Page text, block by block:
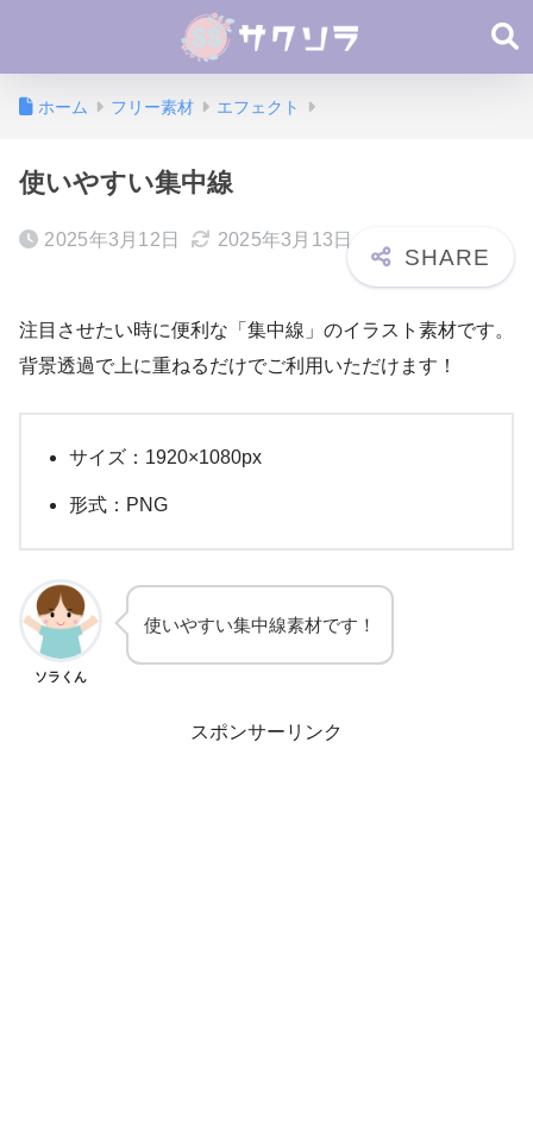
ホーム フリー素材 エフェクト
使いやすい集中線
2025年3月12日 2025年3月13日
注目させたい時に便利な「集中線」のイラスト素材です。
背景透過で上に重ねるだけでご利用いただけます！
サイズ：1920×1080px
形式：PNG
ソラくん
使いやすい集中線素材です！
スポンサーリンク